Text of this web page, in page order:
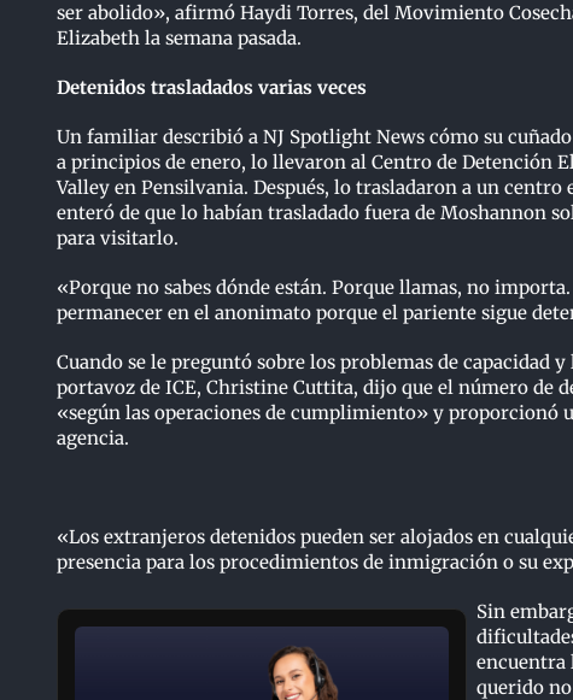
ser abolido», afirmó Haydi Torres, del Movimiento
Elizabeth la semana pasada.
Detenidos trasladados varias veces
Un familiar describió a NJ Spotlight News cómo su
a principios de enero, lo llevaron al Centro de Detención
Valley en Pensilvania. Después, lo trasladaron a un
enteró de que lo habían trasladado fuera de Moshannon
para visitarlo.
«Porque no sabes dónde están. Porque llamas, no
permanecer en el anonimato porque el pariente sigue
Cuando se le preguntó sobre los problemas de capacidad
portavoz de ICE, Christine Cuttita, dijo que el número de
«según las operaciones de cumplimiento» y proporcionó
agencia.
«Los extranjeros detenidos pueden ser alojados en
presencia para los procedimientos de inmigración o su
Sin
encuentra
querido